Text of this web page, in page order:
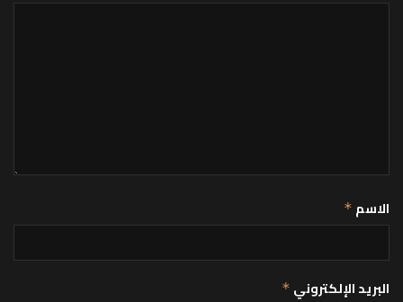
الاسم *
البريد الإلكتروني *